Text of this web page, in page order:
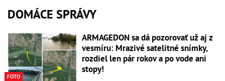
DOMÁCE SPRÁVY
FOTO
ARMAGEDON sa dá pozorovať už aj z
vesmíru: Mrazivé satelitné snímky,
rozdiel len pár rokov a po vode ani
stopy!